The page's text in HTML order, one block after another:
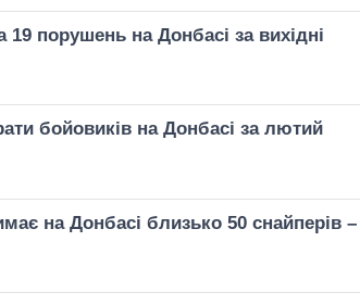
порушень на Донбасі за вихідні
бойовиків на Донбасі за лютий
на Донбасі близько 50 снайперів –